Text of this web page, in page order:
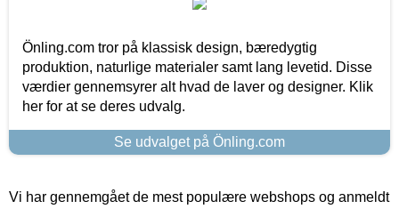
Önling.com tror på klassisk design, bæredygtig
produktion, naturlige materialer samt lang levetid. Disse
værdier gennemsyrer alt hvad de laver og designer. Klik
her for at se deres udvalg.
Se udvalget på Önling.com
Vi har gennemgået de mest populære webshops og anmeldt